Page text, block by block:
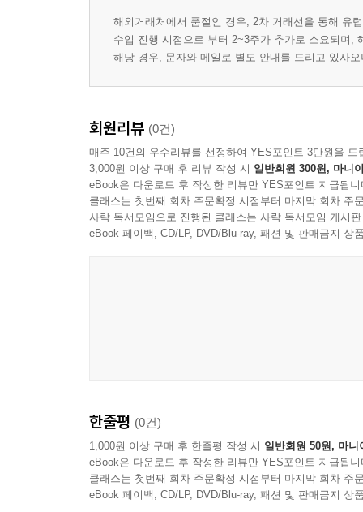
해외거래처에서 품절인 경우, 2차 거래선을 통해 유
수입 진행 시점으로 부터 2~3주가 추가로 소요되며,
해당 경우, 문자와 메일로 별도 안내를 드리고 있사
회원리뷰 (0건)
매주 10건의 우수리뷰를 선정하여 YES포인트 3만원을 드
3,000원 이상 구매 후 리뷰 작성 시 일반회원 300원, 마니
eBook은 다운로드 후 작성한 리뷰만 YES포인트 지급됩니
클래스는 첫번째 회차 주문확정 시점부터 마지막 회차 주
사락 독서모임으로 진행된 클래스는 사락 독서모임 게시
eBook 페이백, CD/LP, DVD/Blu-ray, 패션 및 판매금지 상
한줄평 (0건)
1,000원 이상 구매 후 한줄평 작성 시 일반회원 50원, 마니
eBook은 다운로드 후 작성한 리뷰만 YES포인트 지급됩니
클래스는 첫번째 회차 주문확정 시점부터 마지막 회차 주
eBook 페이백, CD/LP, DVD/Blu-ray, 패션 및 판매금지 상